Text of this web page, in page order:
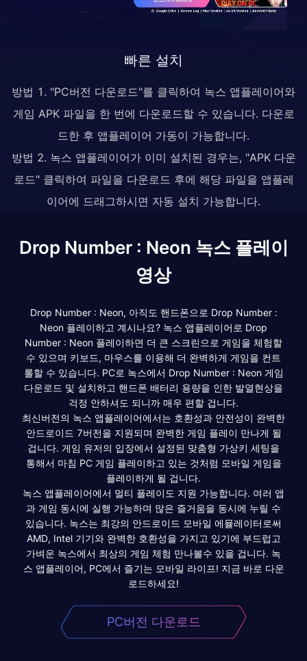
빠른 설치
방법 1. "PC버전 다운로드"를 클릭하여 녹스 앱플레이어와
게임 APK 파일을 한 번에 다운로드할 수 있습니다. 다운로
드한 후 앱플레이어 가동이 가능합니다.
방법 2. 녹스 앱플레이어가 이미 설치된 경우는, "APK 다운
로드" 클릭하여 파일을 다운로드 후에 해당 파일을 앱플레
이어에 드래그하시면 자동 설치 가능합니다.
Drop Number : Neon 녹스 플레이
영상
Drop Number : Neon, 아직도 핸드폰으로 Drop Number :
Neon 플레이하고 계시나요? 녹스 앱플레이어로 Drop
Number : Neon 플레이하면 더 큰 스크린으로 게임을 체험할
수 있으며 키보드, 마우스를 이용해 더 완벽하게 게임을 컨트
롤할 수 있습니다. PC로 녹스에서 Drop Number : Neon 게임
다운로드 및 설치하고 핸드폰 배터리 용량을 인한 발열현상을
걱정 안하셔도 되니까 매우 편할 겁니다.
최신버전의 녹스 앱플레이어에서는 호환성과 안전성이 완벽한
안드로이드 7버전을 지원되며 완벽한 게임 플레이 만나게 될
겁니다. 게임 유저의 입장에서 설정된 맞춤형 가상키 세팅을
통해서 마침 PC 게임 플레이하고 있는 것처럼 모바일 게임을
플레이하게 될 겁니다.
녹스 앱플레이어에서 멀티 플레이도 지원 가능합니다. 여러 앱
과 게임 동시에 실행 가능하며 많은 즐거움을 동시에 누릴 수
있습니다. 녹스는 최강의 안드로이드 모바일 에뮬레이터로써
AMD, Intel 기기와 완벽한 호환성을 가지고 있기에 부드럽고
가벼운 녹스에서 최상의 게임 체험 만나볼수 있을 겁니다. 녹
스 앱플레이어, PC에서 즐기는 모바일 라이프! 지금 바로 다운
로드하세요!
PC버전 다운로드